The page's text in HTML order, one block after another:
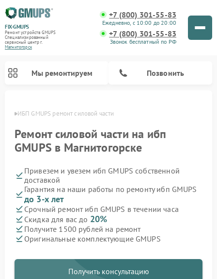
FIX-GMUPS
Ремонт устройств GMUPS
Специализированный
cервисный центр г.
Магнитогорск
+7 (800) 301-55-83
Ежедневно, с 10:00 до 20:00
+7 (800) 301-55-83
Звонок бесплатный по РФ
Мы ремонтируем Позвонить
ИБП GMUPS ремонт силовой части
Ремонт силовой части на ибп
GMUPS в Магнитогорске
Привезем и увезем ибп GMUPS собственной
доставкой
Гарантия на наши работы по ремонту ибп GMUPS
до 3-х лет
Срочный ремонт ибп GMUPS в течении часа
Скидка для вас до 20%
Получите 1500 рублей на ремонт
Оригинальные комплектующие GMUPS
Получить консультацию